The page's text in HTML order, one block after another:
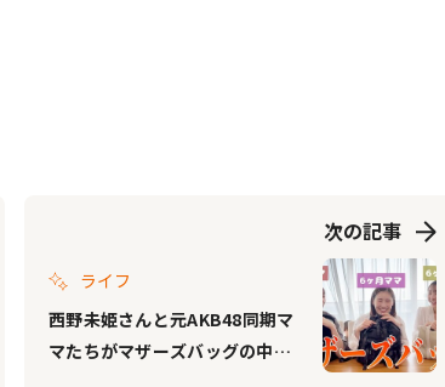
次の記事
ライフ
西野未姫さんと元AKB48同期マ
マたちがマザーズバッグの中身